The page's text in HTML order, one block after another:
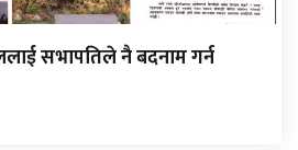
सभापतिले नै बदनाम गर्न